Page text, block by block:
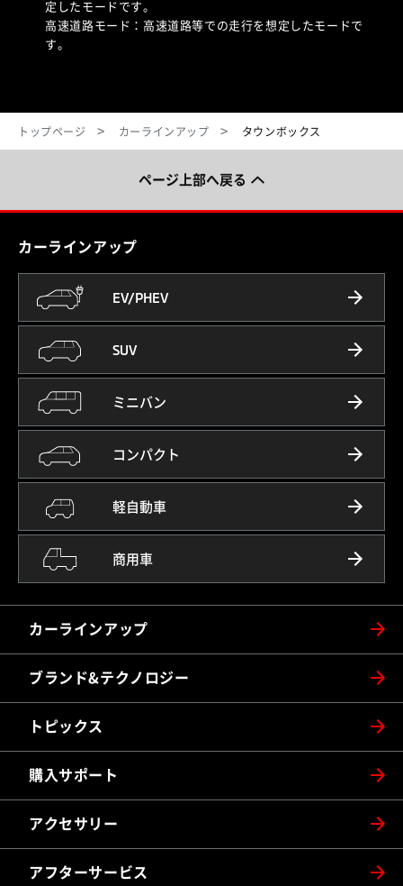
定したモードです。
高速道路モード：高速道路等での走行を想定したモードで
す。
トップページ カーラインアップ タウンボックス
ページ上部へ戻る
カーラインアップ
EV/PHEV
SUV
ミニバン
コンパクト
軽自動車
商用車
カーラインアップ
ブランド&テクノロジー
トピックス
購入サポート
アクセサリー
アフターサービス